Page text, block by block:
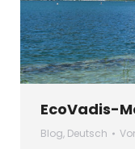
EcoVadis-
Blog, Deutsch